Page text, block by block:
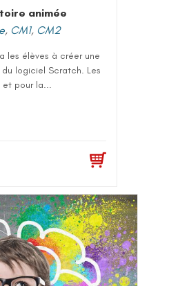
animée
, CM1, CM2
les élèves à créer une
logiciel Scratch. Les
pour la...